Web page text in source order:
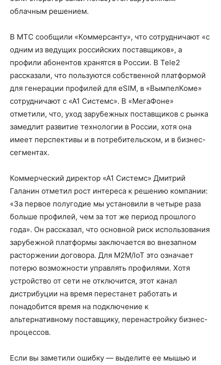
облачным решением.
В МТС сообщили «Коммерсанту», что сотрудничают «с
одним из ведущих российских поставщиков», а
профили абонентов хранятся в России. В Tele2
рассказали, что пользуются собственной платформой
для генерации профилей для eSIM, в «ВымпелКоме»
сотрудничают с «А1 Системс». В «МегаФоне»
отметили, что, уход зарубежных поставщиков с рынка
замедлит развитие технологии в России, хотя она
имеет перспективы и в потребительском, и в бизнес-
сегментах.
Коммерческий директор «А1 Системс» Дмитрий
Галанин отметил рост интереса к решению компании:
«За первое полугодие мы установили в четыре раза
больше профилей, чем за тот же период прошлого
года». Он рассказал, что основной риск использования
зарубежной платформы заключается во внезапном
расторжении договора. Для M2M/IoT это означает
потерю возможности управлять профилями. Хотя
устройство от сети не отключится, этот канал
дистрибуции на время перестанет работать и
понадобится время на подключение к
альтернативному поставщику, перенастройку бизнес-
процессов.
Если вы заметили ошибку — выделите ее мышью и